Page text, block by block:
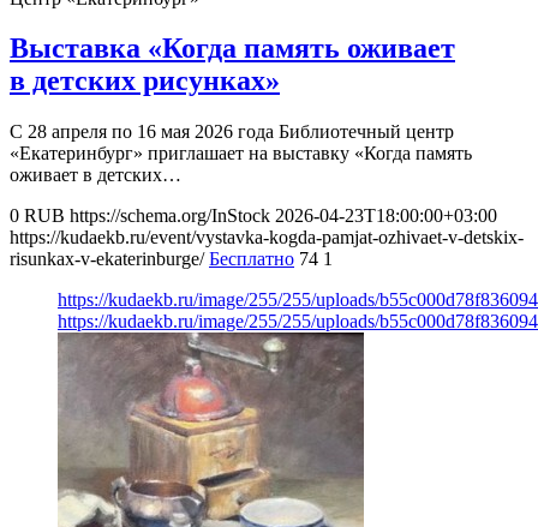
Выставка «Когда память оживает
в детских рисунках»
С 28 апреля по 16 мая 2026 года Библиотечный центр
«Екатеринбург» приглашает на выставку «Когда память
оживает в детских…
0 RUB https://schema.org/InStock 2026-04-23T18:00:00+03:00
https://kudaekb.ru/event/vystavka-kogda-pamjat-ozhivaet-v-detskix-
risunkax-v-ekaterinburge/ Бесплатно 74 1
https://kudaekb.ru/image/255/255/uploads/
https://kudaekb.ru/image/255/255/uploads/